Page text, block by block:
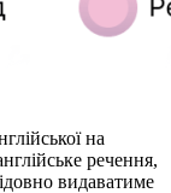
на
речення,
видаватиме